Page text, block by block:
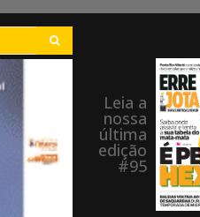
Leia a
nossa
última
edição
#95